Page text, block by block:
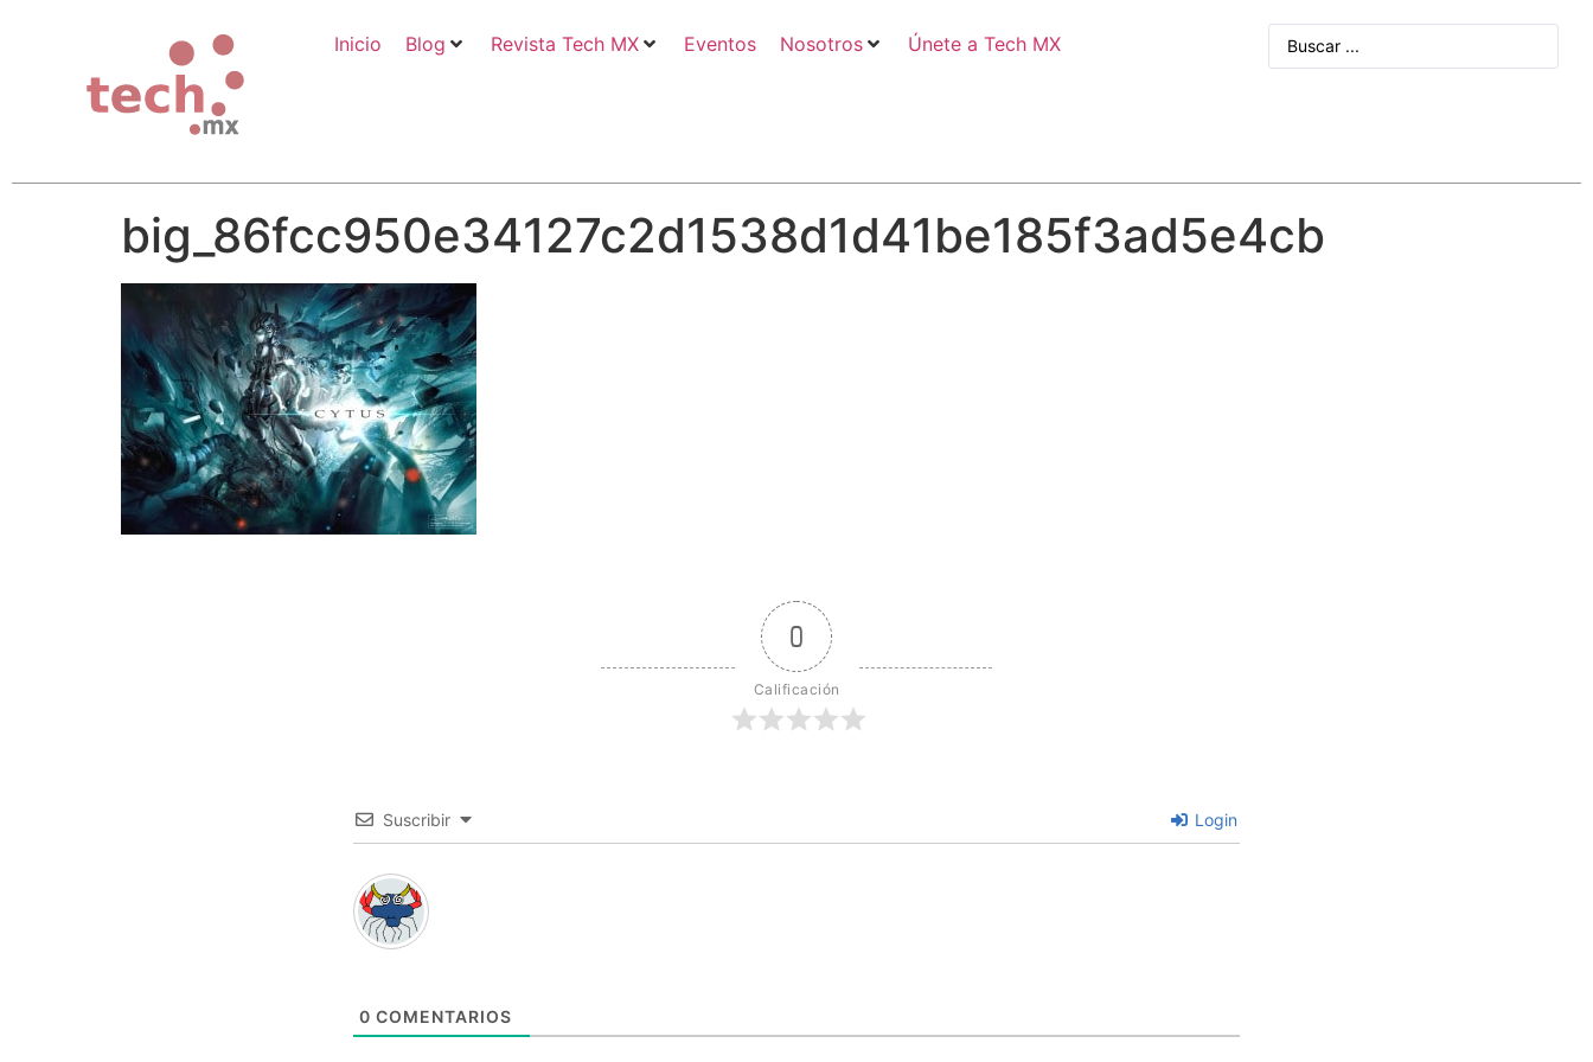
Inicio Blog Revista Tech MX Eventos Nosotros Únete a Tech MX
big_86fcc950e34127c2d1538d1d41be185f3ad5e4cb
0
Calificación
Suscribir Login
0 COMENTARIOS